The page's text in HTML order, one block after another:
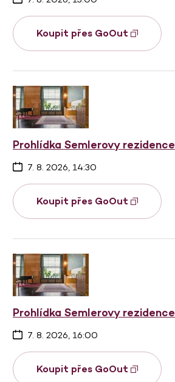
Koupit přes GoOut
Prohlídka Semlerovy rezidence
7. 8. 2026, 14:30
Koupit přes GoOut
Prohlídka Semlerovy rezidence
7. 8. 2026, 16:00
Koupit přes GoOut